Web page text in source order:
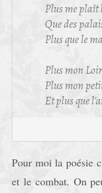
Plus me plaît
Que des
Plus que le
Plus mon
Plus mon
Et plus que
Pour moi la poésie
et le combat. On